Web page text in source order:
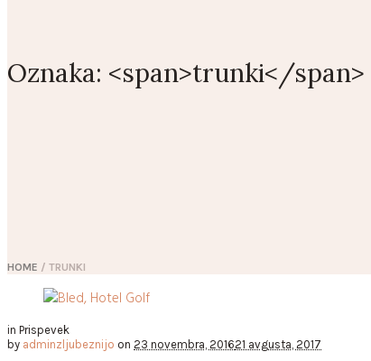
Oznaka: <span>trunki</span>
HOME / TRUNKI
in Prispevek
by adminzljubeznijo on 23 novembra, 201621 avgusta, 2017